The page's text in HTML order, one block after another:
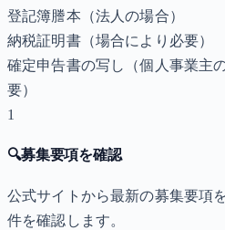
登記簿謄本（法人の場合）
納税証明書（場合により必要）
確定申告書の写し（個人事業主の
要）
1
🔍募集要項を確認
公式サイトから最新の募集要項
件を確認します。